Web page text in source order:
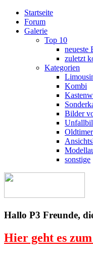
Startseite
Forum
Galerie
Top 10
neueste
zuletzt
Kategorien
Kombi
Bilder
sonstige
Hallo P3 Freunde,
Hier geht es